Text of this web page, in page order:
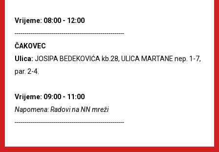
Vrijeme: 08:00 - 12:00
--------------------------------------------------------
ČAKOVEC
Ulica: JOSIPA BEDEKOVIĆA kb.28, ULICA MARTANE nep. 1-7,
par. 2-4.
Vrijeme: 09:00 - 11:00
Napomena: Radovi na NN mreži
--------------------------------------------------------